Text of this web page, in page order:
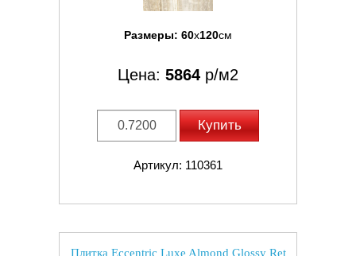
Размеры: 60x120см
Цена: 5864 р/м2
Купить
Артикул: 110361
Плитка Eccentric Luxe Almond Glossy Ret